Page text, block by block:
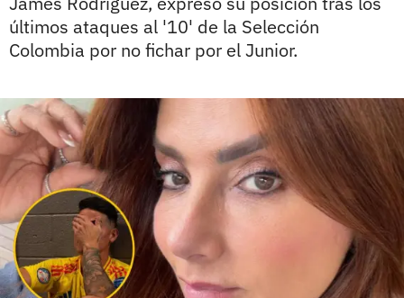
últimos ataques al '10' de la Selección
Colombia por no fichar por el Junior.